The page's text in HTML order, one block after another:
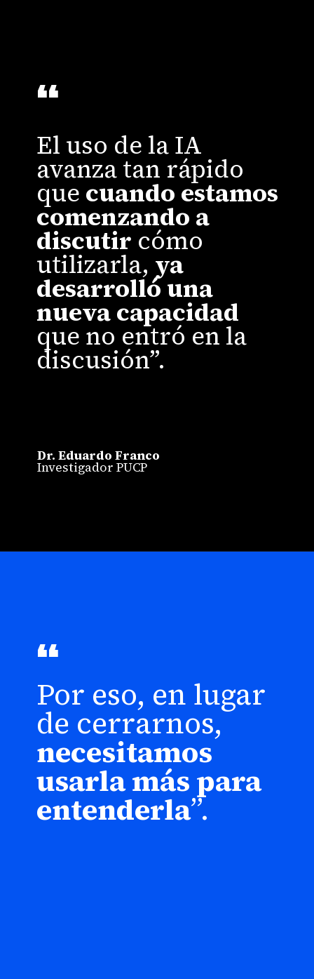
El uso de la IA
avanza tan rápido
que cuando estamos
comenzando a
discutir cómo
utilizarla, ya
desarrolló una
nueva capacidad
que no entró en la
discusión”.
Dr. Eduardo Franco
Investigador PUCP
“
Por eso, en lugar
de cerrarnos,
necesitamos
usarla más para
entenderla”.
“